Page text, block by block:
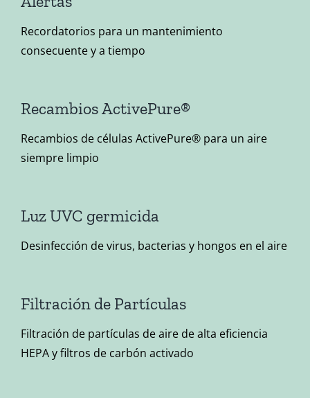
Recordatorios para un mantenimiento
consecuente y a tiempo
Recambios ActivePure®
Recambios de células ActivePure® para un aire
siempre limpio
Luz UVC germicida
Desinfección de virus, bacterias y hongos en el aire
Filtración de Partículas
Filtración de partículas de aire de alta eficiencia
HEPA y filtros de carbón activado